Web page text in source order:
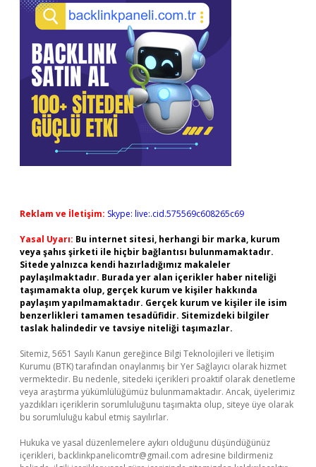
Reklam ve İletişim: Skype: live:.cid.575569c608265c69
Yasal Uyarı: Bu internet sitesi, herhangi bir marka, kurum
veya şahıs şirketi ile hiçbir bağlantısı bulunmamaktadır.
Sitede yalnızca kendi hazırladığımız makaleler
paylaşılmaktadır. Burada yer alan içerikler haber niteliği
taşımamakta olup, gerçek kurum ve kişiler hakkında
paylaşım yapılmamaktadır. Gerçek kurum ve kişiler ile isim
benzerlikleri tamamen tesadüfidir. Sitemizdeki bilgiler
taslak halindedir ve tavsiye niteliği taşımazlar.
Sitemiz, 5651 Sayılı Kanun gereğince Bilgi Teknolojileri ve İletişim
Kurumu (BTK) tarafından onaylanmış bir Yer Sağlayıcı olarak hizmet
vermektedir. Bu nedenle, sitedeki içerikleri proaktif olarak denetleme
veya araştırma yükümlülüğümüz bulunmamaktadır. Ancak, üyelerimiz
yazdıkları içeriklerin sorumluluğunu taşımakta olup, siteye üye olarak
bu sorumluluğu kabul etmiş sayılırlar.
Hukuka ve yasal düzenlemelere aykırı olduğunu düşündüğünüz
içerikleri, backlinkpanelicomtr@gmail.com adresine bildirmeniz